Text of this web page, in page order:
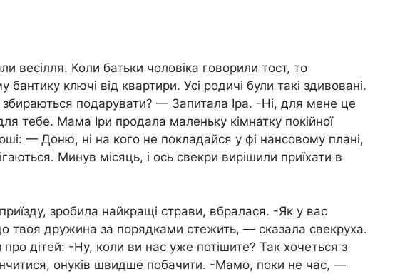
весілля. Коли батьки чоловіка говорили тост, то
ключі від квартири. Усі родичі були такі здивовані.
подарувати? — Запитала Іра. -Ні, для мене це
тебе. Мама Іри продала маленьку кімнатку покійної
— Доню, ні на кого не покладайся у фі нансовому плані,
Минув місяць, і ось свекри вирішили приїхати в
зробила найкращі страви, вбралася. -Як у вас
твоя дружина за порядками стежить, — сказала свекруха.
дітей: -Ну, коли ви нас уже потішите? Так хочеться з
онуків швидше побачити. -Мамо, поки не час, —